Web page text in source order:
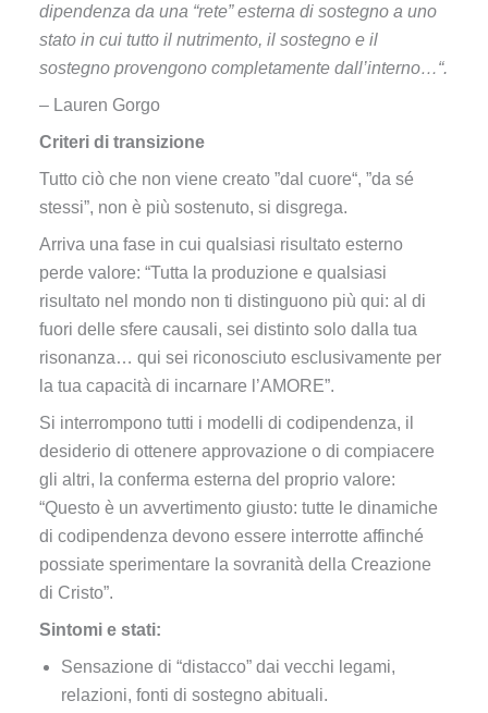
dipendenza da una “rete” esterna di sostegno a uno
stato in cui tutto il nutrimento, il sostegno e il
sostegno provengono completamente dall’interno…“.
– Lauren Gorgo
Criteri di transizione
Tutto ciò che non viene creato ”dal cuore“, ”da sé
stessi”, non è più sostenuto, si disgrega.
Arriva una fase in cui qualsiasi risultato esterno
perde valore: “Tutta la produzione e qualsiasi
risultato nel mondo non ti distinguono più qui: al di
fuori delle sfere causali, sei distinto solo dalla tua
risonanza… qui sei riconosciuto esclusivamente per
la tua capacità di incarnare l’AMORE”.
Si interrompono tutti i modelli di codipendenza, il
desiderio di ottenere approvazione o di compiacere
gli altri, la conferma esterna del proprio valore:
“Questo è un avvertimento giusto: tutte le dinamiche
di codipendenza devono essere interrotte affinché
possiate sperimentare la sovranità della Creazione
di Cristo”.
Sintomi e stati:
Sensazione di “distacco” dai vecchi legami,
relazioni, fonti di sostegno abituali.